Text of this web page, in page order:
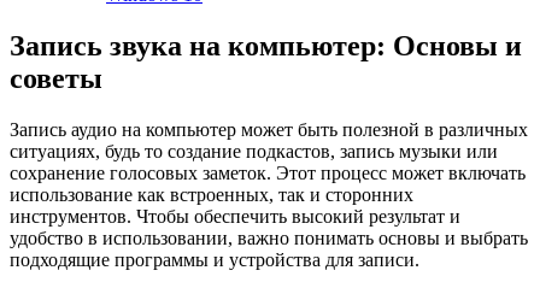
Запись звука на компьютер: Основы и
советы
Запись аудио на компьютер может быть полезной в различных
ситуациях, будь то создание подкастов, запись музыки или
сохранение голосовых заметок. Этот процесс может включать
использование как встроенных, так и сторонних
инструментов. Чтобы обеспечить высокий результат и
удобство в использовании, важно понимать основы и выбрать
подходящие программы и устройства для записи.